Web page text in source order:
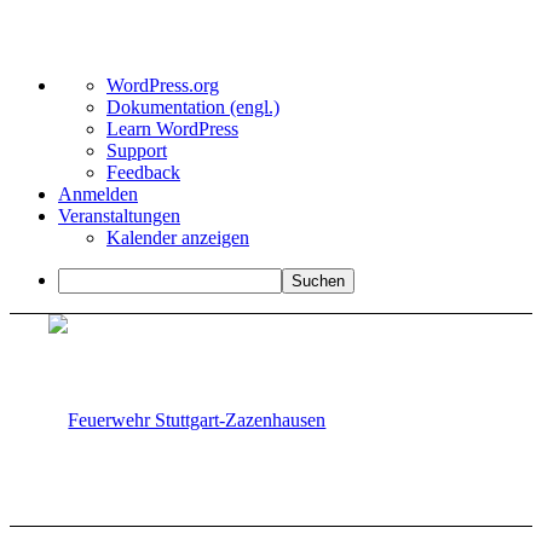
Über
WordPress
WordPress.org
Dokumentation (engl.)
Learn WordPress
Support
Feedback
Anmelden
Veranstaltungen
Kalender anzeigen
Suchen